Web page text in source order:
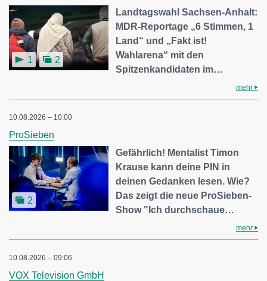
1 2
Landtagswahl Sachsen-Anhalt:
MDR-Reportage „6 Stimmen, 1
Land“ und „Fakt ist!
Wahlarena“ mit den
Spitzenkandidaten im…
mehr
10.08.2026 – 10:00
ProSieben
2
Gefährlich! Mentalist Timon
Krause kann deine PIN in
deinen Gedanken lesen. Wie?
Das zeigt die neue ProSieben-
Show "Ich durchschaue…
mehr
10.08.2026 – 09:06
VOX Television GmbH